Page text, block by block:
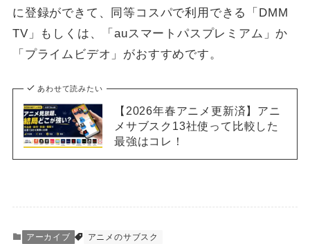
に登録ができて、同等コスパで利用できる「DMM
TV」もしくは、「auスマートパスプレミアム」か
「プライムビデオ」がおすすめです。
あわせて読みたい
【2026年春アニメ更新済】アニ
メサブスク13社使って比較した
最強はコレ！
アーカイブ アニメのサブスク